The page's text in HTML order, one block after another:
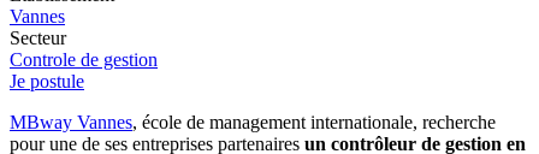
Vannes
Secteur
Controle de gestion
Je postule
MBway Vannes, école de management internationale, recherche
pour une de ses entreprises partenaires un contrôleur de gestion en